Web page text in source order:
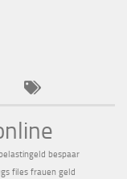
belastingeld bespaar
files frauen geld